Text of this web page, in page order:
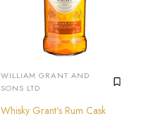
WILLIAM GRANT AND
SONS LTD
Whisky Grant’s Rum Cask